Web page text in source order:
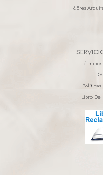
¿eres
Políticas
Libro De